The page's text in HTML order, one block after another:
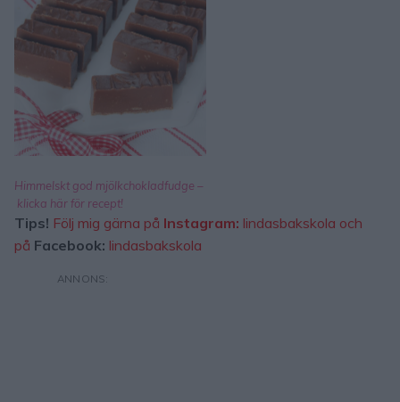
Himmelskt god mjölkchokladfudge –
klicka här för recept!
Tips! Följ mig gärna på Instagram: lindasbakskola och
på Facebook: lindasbakskola